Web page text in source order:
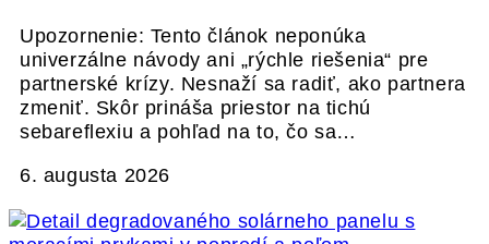
Upozornenie: Tento článok neponúka
univerzálne návody ani „rýchle riešenia“ pre
partnerské krízy. Nesnaží sa radiť, ako partnera
zmeniť. Skôr prináša priestor na tichú
sebareflexiu a pohľad na to, čo sa…
6. augusta 2026